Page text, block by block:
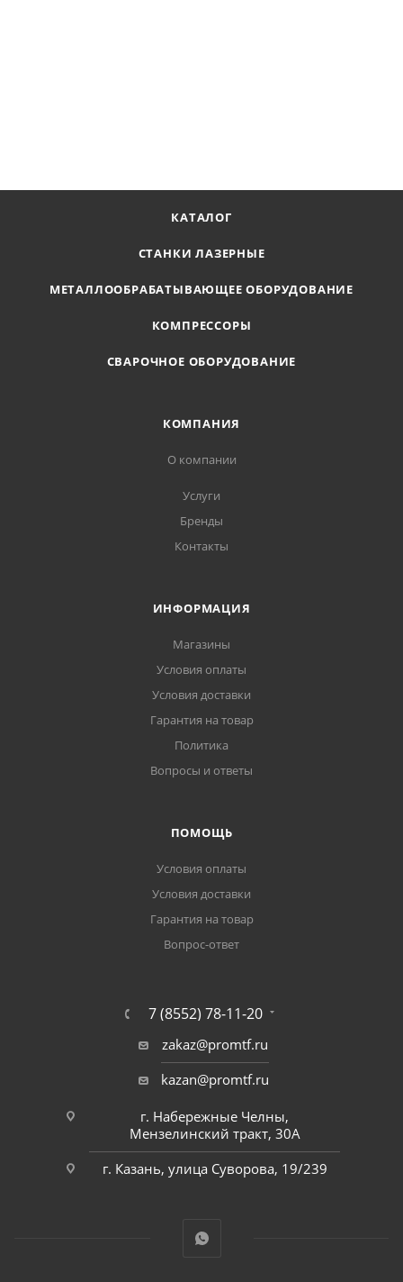
КАТАЛОГ
СТАНКИ ЛАЗЕРНЫЕ
МЕТАЛЛООБРАБАТЫВАЮЩЕЕ ОБОРУДОВАНИЕ
КОМПРЕССОРЫ
СВАРОЧНОЕ ОБОРУДОВАНИЕ
КОМПАНИЯ
О компании
Услуги
Бренды
Контакты
ИНФОРМАЦИЯ
Магазины
Условия оплаты
Условия доставки
Гарантия на товар
Политика
Вопросы и ответы
ПОМОЩЬ
Условия оплаты
Условия доставки
Гарантия на товар
Вопрос-ответ
7 (8552) 78-11-20
zakaz@promtf.ru
kazan@promtf.ru
г. Набережные Челны,
Мензелинский тракт, 30А
г. Казань, улица Суворова, 19/239